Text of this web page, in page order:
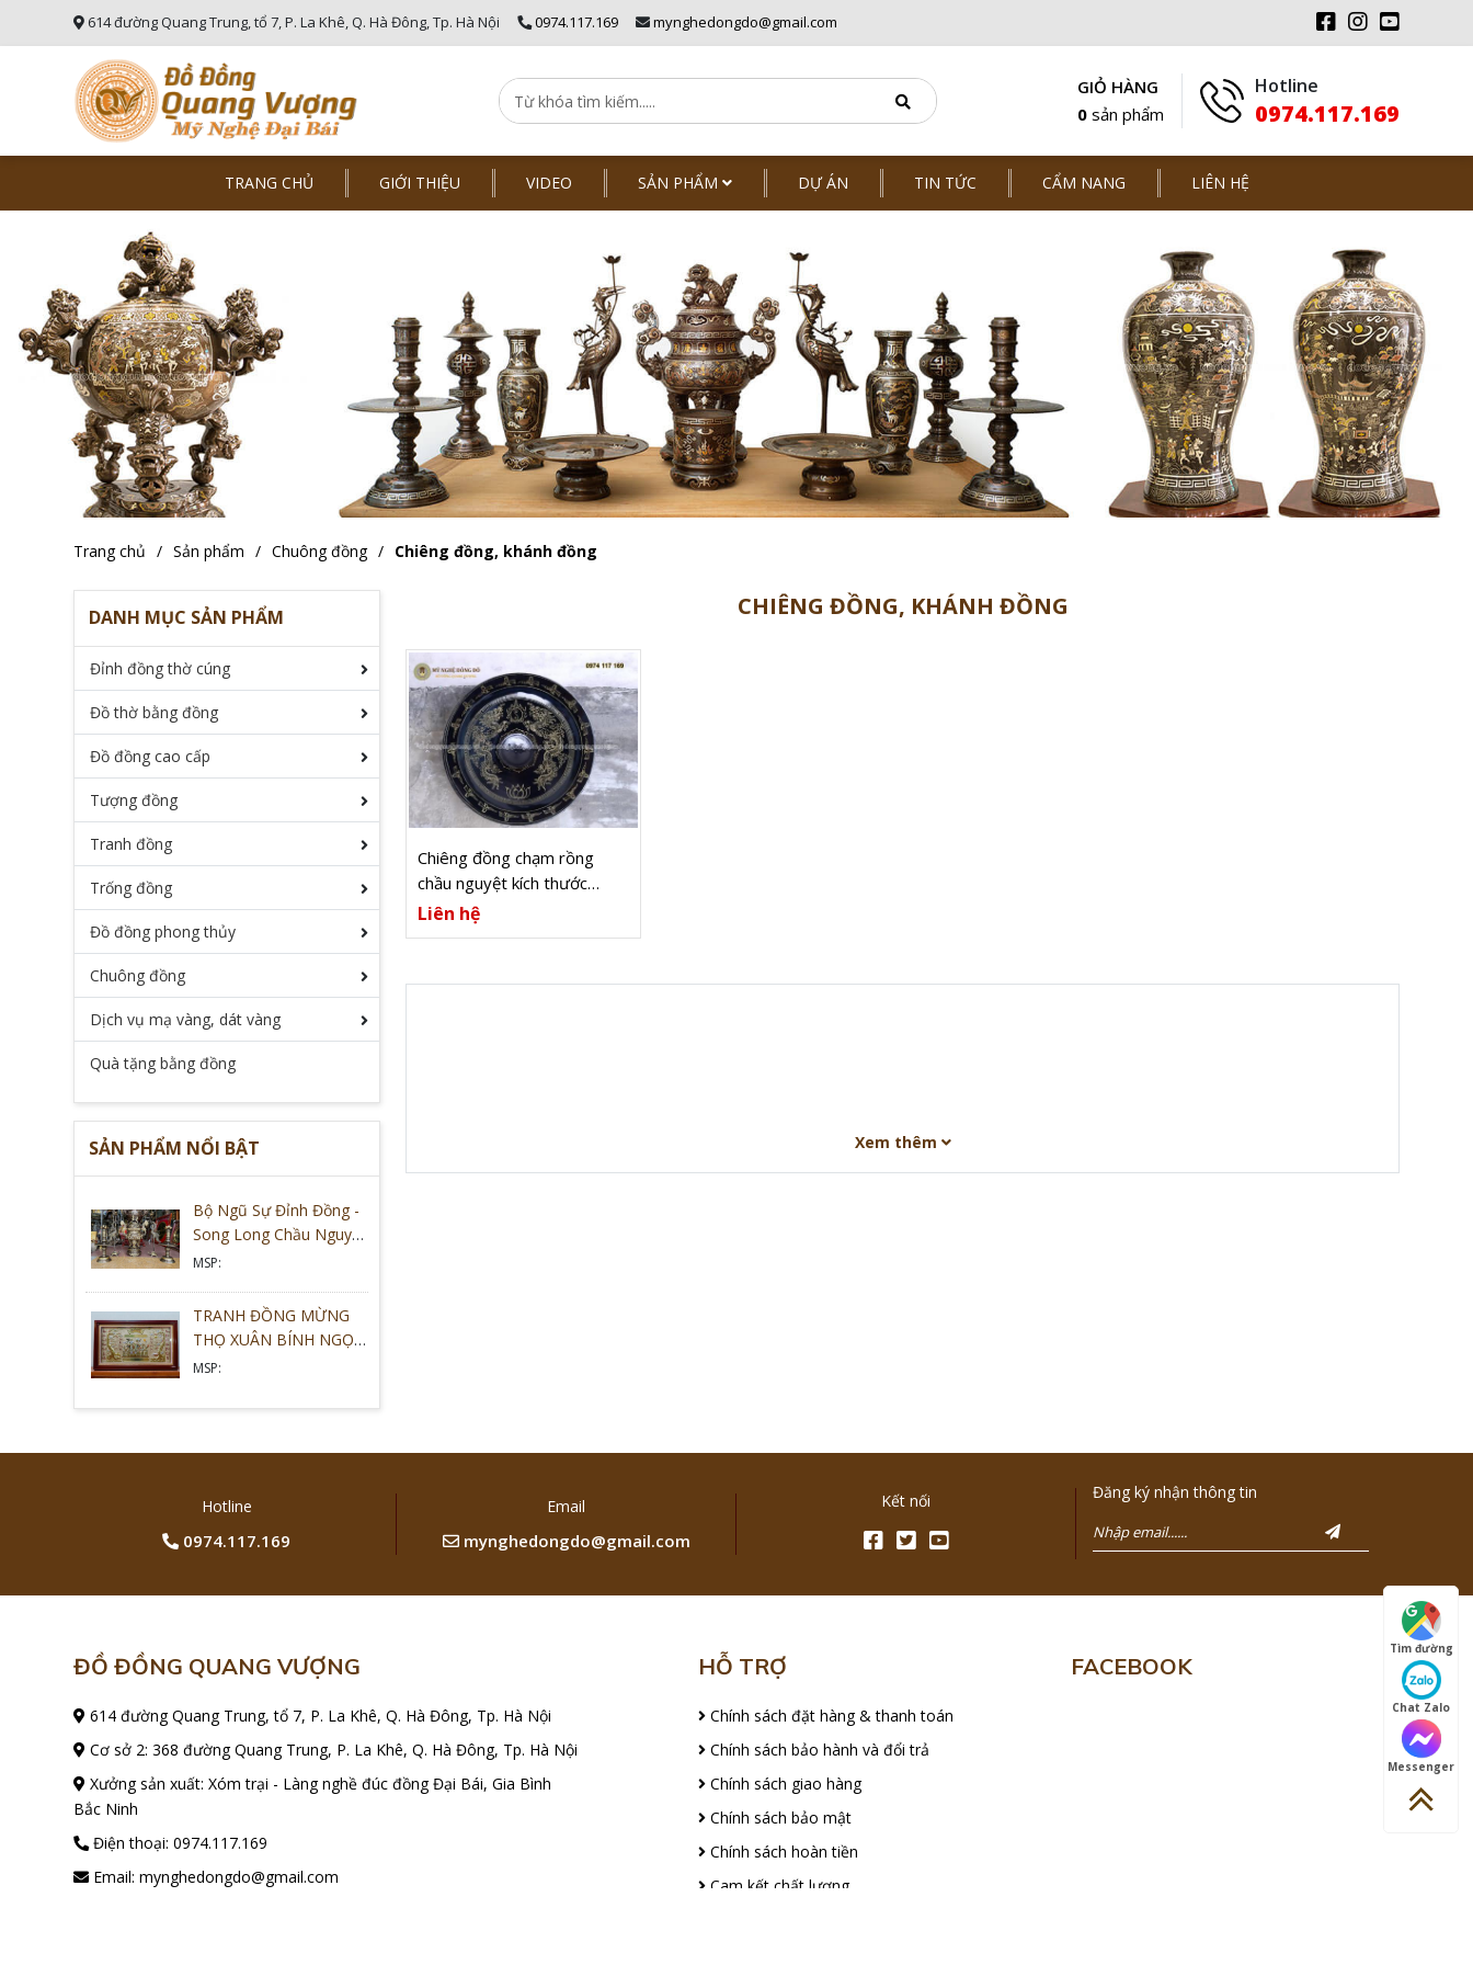
614 đường Quang Trung, tổ 7, P. La Khê, Q. Hà Đông, Tp. Hà Nội 0974.117.169 mynghedongdo@gmail.com
GIỎ HÀNG
0 sản phẩm
Hotline
0974.117.169
TRANG CHỦ GIỚI THIỆU VIDEO SẢN PHẨM DỰ ÁN TIN TỨC CẨM NANG LIÊN HỆ
Trang chủ Sản phẩm Chuông đồng Chiêng đồng, khánh đồng
DANH MỤC SẢN PHẨM
Đỉnh đồng thờ cúng
Đồ thờ bằng đồng
Đồ đồng cao cấp
Tượng đồng
Tranh đồng
Trống đồng
Đồ đồng phong thủy
Chuông đồng
Dịch vụ mạ vàng, dát vàng
Quà tặng bằng đồng
SẢN PHẨM NỔI BẬT
Bộ Ngũ Sự Đỉnh Đồng -
Song Long Chầu Nguyệt
Cao 68cm Mẫu Mới
MSP:
TRANH ĐỒNG MỪNG
THỌ XUÂN BÍNH NGỌ
2026 - SẮC VÀNG HỒNG
MSP:
CHIÊNG ĐỒNG, KHÁNH ĐỒNG
Xem thêm
Chiêng đồng chạm rồng
chầu nguyệt kích thước
82cm
Liên hệ
Xem thêm
Hotline
0974.117.169
Email
mynghedongdo@gmail.com
Kết nối Đăng ký nhận thông tin
ĐỒ ĐỒNG QUANG VƯỢNG
614 đường Quang Trung, tổ 7, P. La Khê, Q. Hà Đông, Tp. Hà Nội
Cơ sở 2: 368 đường Quang Trung, P. La Khê, Q. Hà Đông, Tp. Hà Nội
Xưởng sản xuất: Xóm trại - Làng nghề đúc đồng Đại Bái, Gia Bình
Bắc Ninh
Điện thoại: 0974.117.169
Email: mynghedongdo@gmail.com
HỖ TRỢ
Chính sách đặt hàng & thanh toán
Chính sách bảo hành và đổi trả
Chính sách giao hàng
Chính sách bảo mật
Chính sách hoàn tiền
Cam kết chất lượng
FACEBOOK
Tìm đường
Chat Zalo
Messenger